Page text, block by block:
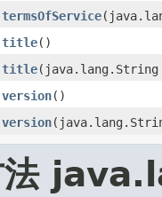
termsOfService
title()
title
version()
version
法